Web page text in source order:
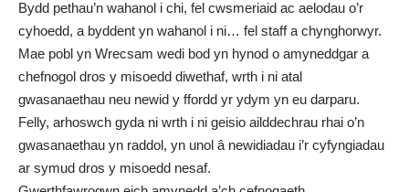
Bydd pethau’n wahanol i chi, fel cwsmeriaid ac aelodau o’r
cyhoedd, a byddent yn wahanol i ni… fel staff a chynghorwyr.
Mae pobl yn Wrecsam wedi bod yn hynod o amyneddgar a
chefnogol dros y misoedd diwethaf, wrth i ni atal
gwasanaethau neu newid y ffordd yr ydym yn eu darparu.
Felly, arhoswch gyda ni wrth i ni geisio ailddechrau rhai o’n
gwasanaethau yn raddol, yn unol â newidiadau i’r cyfyngiadau
ar symud dros y misoedd nesaf.